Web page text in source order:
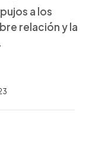
a los
relación y la